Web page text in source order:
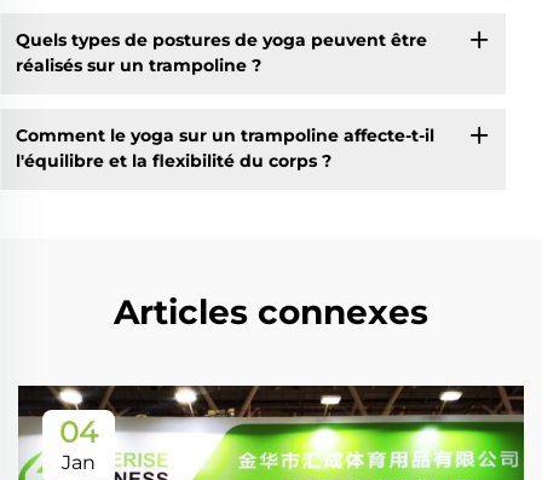
Quels types de postures de yoga peuvent être
réalisés sur un trampoline ?
Comment le yoga sur un trampoline affecte-t-il
l'équilibre et la flexibilité du corps ?
Articles connexes
04
Jan